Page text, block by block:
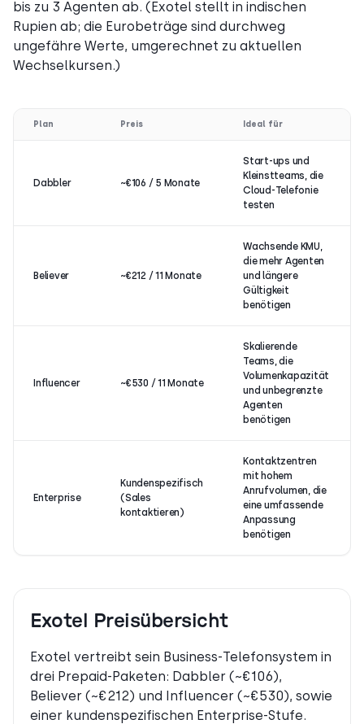
bis zu 3 Agenten ab. (Exotel stellt in indischen
Rupien ab; die Eurobeträge sind durchweg
ungefähre Werte, umgerechnet zu aktuellen
Wechselkursen.)
Plan Preis Ideal für
Dabbler ~€106 / 5 Monate
Start-ups und
Kleinstteams, die
Cloud-Telefonie
testen
Believer ~€212 / 11 Monate
Wachsende KMU,
die mehr Agenten
und längere
Gültigkeit
benötigen
Influencer ~€530 / 11 Monate
Skalierende
Teams, die
Volumenkapazität
und unbegrenzte
Agenten
benötigen
Enterprise
Kundenspezifisch
(Sales
kontaktieren)
Kontaktzentren
mit hohem
Anrufvolumen, die
eine umfassende
Anpassung
benötigen
Exotel Preisübersicht
Exotel vertreibt sein Business-Telefonsystem in
drei Prepaid-Paketen: Dabbler (~€106),
Believer (~€212) und Influencer (~€530), sowie
einer kundenspezifischen Enterprise-Stufe.